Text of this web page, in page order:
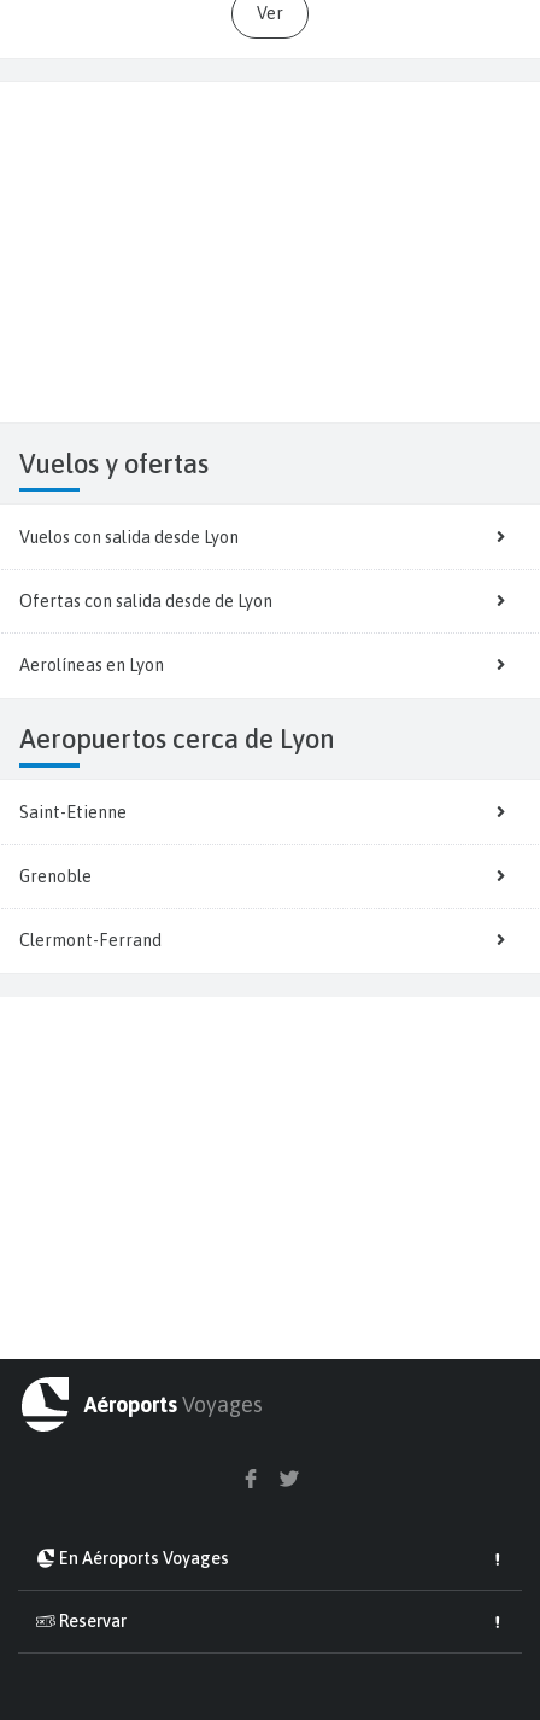
Ver
Vuelos y ofertas
Vuelos con salida desde Lyon
Ofertas con salida desde de Lyon
Aerolíneas en Lyon
Aeropuertos cerca de Lyon
Saint-Etienne
Grenoble
Clermont-Ferrand
AéroportsVoyages
En Aéroports Voyages
Reservar